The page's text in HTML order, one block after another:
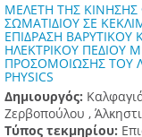
ΜΕΛΕΤΗ ΤΗΣ
ΣΩΜΑΤΙΔΙΟΥ ΣΕ
ΕΠΙΔΡΑΣΗ
ΗΛΕΚΤΡΙΚΟΥ ΠΕΔΙΟΥ
ΠΡΟΣΟΜΟΙΩΣΗΣ ΤΟΥ
PHYSICS
Δημιουργός:
Ζερβοπούλου ,
Τύπος τεκμηρίου: